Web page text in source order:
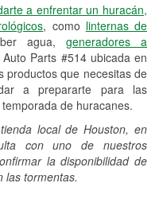
a enfrentar un huracán,
, como linternas de
agua, generadores a
Parts #514 ubicada en
productos que necesitas de
a prepararte para las
de huracanes.
local de Houston, en
con uno de nuestros
la disponibilidad de
las tormentas.